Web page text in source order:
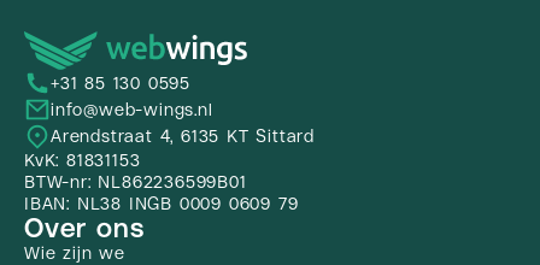
+31 85 130 0595
info@web-wings.nl
Arendstraat 4, 6135 KT Sittard
KvK: 81831153
BTW-nr: NL862236599B01
IBAN: NL38 INGB 0009 0609 79
Over ons
Wie zijn we